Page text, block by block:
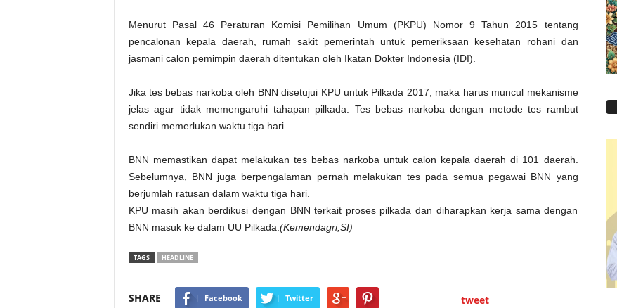
Menurut Pasal 46 Peraturan Komisi Pemilihan Umum (PKPU) Nomor 9 Tahun 2015 tentang
pencalonan kepala daerah, rumah sakit pemerintah untuk pemeriksaan kesehatan rohani dan
jasmani calon pemimpin daerah ditentukan oleh Ikatan Dokter Indonesia (IDI).
Jika tes bebas narkoba oleh BNN disetujui KPU untuk Pilkada 2017, maka harus muncul mekanisme
jelas agar tidak memengaruhi tahapan pilkada. Tes bebas narkoba dengan metode tes rambut
sendiri memerlukan waktu tiga hari.
BNN memastikan dapat melakukan tes bebas narkoba untuk calon kepala daerah di 101 daerah.
Sebelumnya, BNN juga berpengalaman pernah melakukan tes pada semua pegawai BNN yang
berjumlah ratusan dalam waktu tiga hari.
KPU masih akan berdikusi dengan BNN terkait proses pilkada dan diharapkan kerja sama dengan
BNN masuk ke dalam UU Pilkada. (Kemendagri,SI)
TAGS HEADLINE
SHARE Facebook Twitter tweet